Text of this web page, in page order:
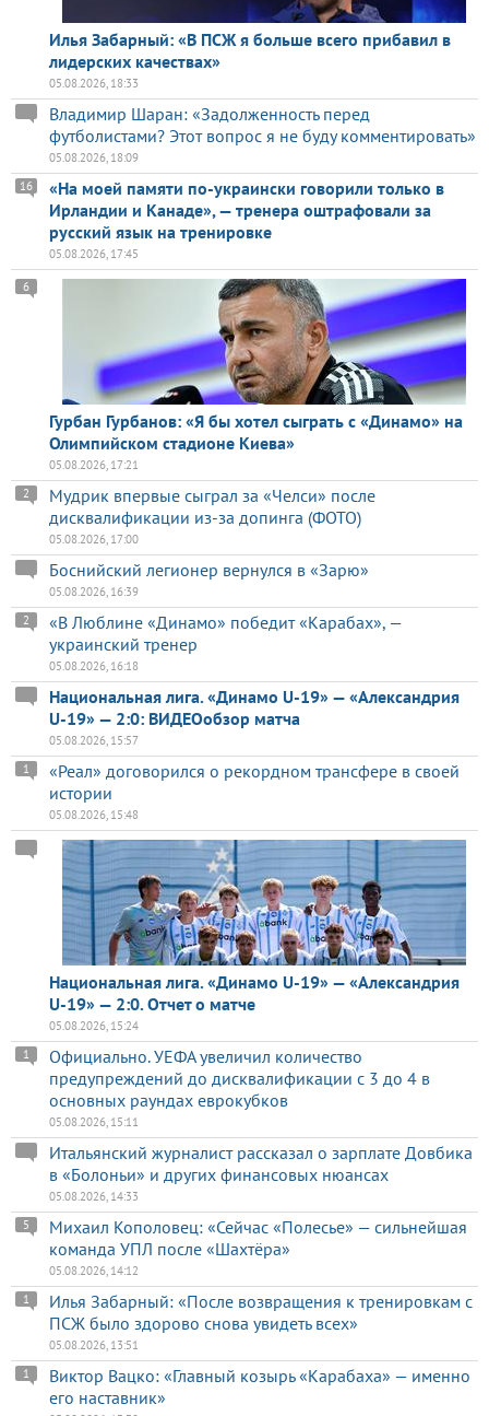
Илья Забарный: «В ПСЖ я больше всего прибавил в
лидерских качествах»
05.08.2026, 18:33
Владимир Шаран: «Задолженность перед
футболистами? Этот вопрос я не буду комментировать»
05.08.2026, 18:09
«На моей памяти по-украински говорили только в
Ирландии и Канаде», — тренера оштрафовали за
русский язык на тренировке
16
05.08.2026, 17:45
Гурбан Гурбанов: «Я бы хотел сыграть с «Динамо» на
Олимпийском стадионе Киева»
6
05.08.2026, 17:21
Мудрик впервые сыграл за «Челси» после
дисквалификации из-за допинга (ФОТО)
2
05.08.2026, 17:00
Боснийский легионер вернулся в «Зарю»
05.08.2026, 16:39
«В Люблине «Динамо» победит «Карабах», —
украинский тренер
2
05.08.2026, 16:18
Национальная лига. «Динамо U-19» — «Александрия
U-19» — 2:0: ВИДЕОобзор матча
05.08.2026, 15:57
«Реал» договорился о рекордном трансфере в своей
истории
1
05.08.2026, 15:48
Национальная лига. «Динамо U-19» — «Александрия
U-19» — 2:0. Отчет о матче
05.08.2026, 15:24
Официально. УЕФА увеличил количество
предупреждений до дисквалификации с 3 до 4 в
основных раундах еврокубков
1
05.08.2026, 15:11
Итальянский журналист рассказал о зарплате Довбика
в «Болоньи» и других финансовых нюансах
05.08.2026, 14:33
Михаил Кополовец: «Сейчас «Полесье» — сильнейшая
команда УПЛ после «Шахтёра»
5
05.08.2026, 14:12
Илья Забарный: «После возвращения к тренировкам с
ПСЖ было здорово снова увидеть всех»
1
05.08.2026, 13:51
Виктор Вацко: «Главный козырь «Карабаха» — именно
его наставник»
1